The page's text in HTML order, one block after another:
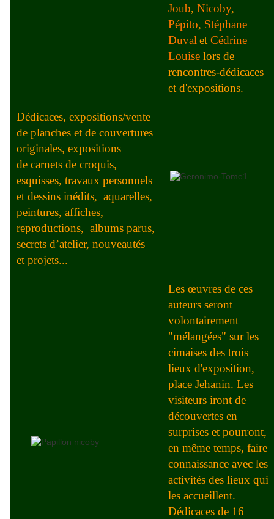
Joub, Nicoby,
Pépito, Stéphane
Duval et Cédrine
Louise lors de
rencontres-dédicaces
et d'expositions.
Dédicaces, expositions/vente
de planches et de couvertures
originales, expositions
de carnets de croquis,
esquisses, travaux personnels
et dessins inédits, aquarelles,
peintures, affiches,
reproductions, albums parus,
secrets d’atelier, nouveautés
et projets...
Les œuvres de ces
auteurs seront
volontairement
"mélangées" sur les
cimaises des trois
lieux d'exposition,
place Jehanin. Les
visiteurs iront de
découvertes en
surprises et pourront,
en même temps, faire
connaissance avec les
activités des lieux qui
les accueillent.
Dédicaces de 16